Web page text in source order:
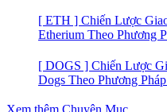
[ ETH ] Chiến Lược
Etherium Theo Phương
[ DOGS ] Chiến Lược
Dogs Theo Phương
Yết trên Binance
Xem thêm Chuyên Mục